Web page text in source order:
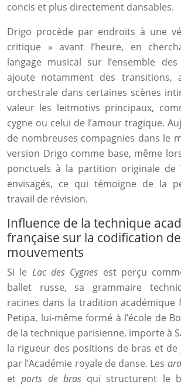
concis et plus directement dansables.
Drigo procède par endroits à une
critique » avant l’heure, en
langage musical sur l’ensemble
ajoute notamment des transitions,
orchestrale dans certaines scènes
valeur les leitmotivs principaux,
cygne ou celui de l’amour tragique.
de nombreuses compagnies dans le
version Drigo comme base, même
ponctuels à la partition originale de
envisagés, ce qui témoigne de la
travail de révision.
Influence de la technique
française sur la codification
mouvements
Si le Lac des Cygnes est perçu
ballet russe, sa grammaire
racines dans la tradition académique
Petipa, lui-même formé à l’école de
de la technique parisienne, importe à
la rigueur des positions de bras et de
par l’Académie royale de danse. Les
etports de brasqui structurent le